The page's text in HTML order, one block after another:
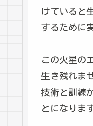
けていると
するために
この火星の
生き残れま
技術と訓練
とになりま